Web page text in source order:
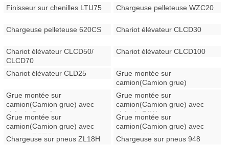
Finisseur sur chenilles LTU75 Chargeuse pelleteuse WZC20
Chargeuse pelleteuse 620CS Chariot élévateur CLCD30
Chariot élévateur CLCD50/
CLCD70
Chariot élévateur CLCD100
Chariot élévateur CLD25
Grue montée sur
camion(Camion grue)
Grue montée sur
camion(Camion grue) avec
châssis Dongfeng
Grue montée sur
camion(Camion grue) avec
châssis FAW
Grue montée sur
camion(Camion grue) avec
châssis FOTON
Grue montée sur
camion(Camion grue) avec
châssis JAC
Chargeuse sur pneus ZL18H Chargeuse sur pneus 948